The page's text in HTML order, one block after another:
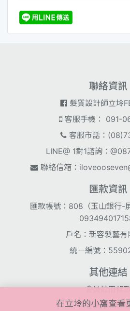
聯絡資訊
髮質設計師立坽
客服手機： 091-
客服市話：
LINE@ 1對1諮詢：
聯絡信箱：
匯款資訊
匯款帳號：808（玉山銀行-
戶名：新容髮藝有
統一編號：
其他連結
會員註冊條
會員隱私條
在立坽的小窩查看